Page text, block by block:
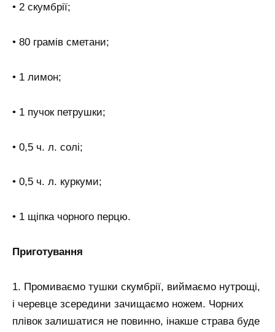
• 2 скумбрії;
• 80 грамів сметани;
• 1 лимон;
• 1 пучок петрушки;
• 0,5 ч. л. солі;
• 0,5 ч. л. куркуми;
• 1 щіпка чорного перцю.
Приготування
1. Промиваємо тушки скумбрії, виймаємо нутрощі,
і черевце зсередини зачищаємо ножем. Чорних
плівок залишатися не повинно, інакше страва буде